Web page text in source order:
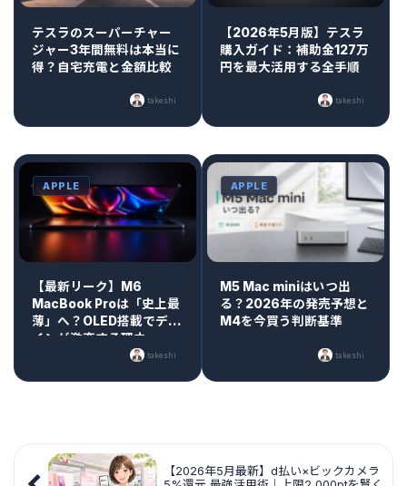
テスラのスーパーチャー
ジャー3年間無料は本当に
得？自宅充電と金額比較
takeshi
【2026年5月版】テスラ
購入ガイド：補助金127万
円を最大活用する全手順
takeshi
APPLE
【最新リーク】M6
MacBook Proは「史上最
薄」へ？OLED搭載でデザ
インが激変する理由
takeshi
APPLE
M5 Mac miniはいつ出
る？2026年の発売予想と
M4を今買う判断基準
takeshi
【2026年5月最新】d払い×ビックカメラ